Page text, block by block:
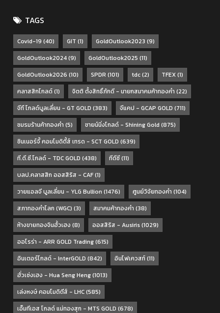
TAGS
Covid-19 (40) GIT (1) GoldOutlook2023 (9)
GoldOutlook2024(9) GoldOutlook2025 (11)
GoldOutlook2026 (10) SPDR (101) tdc(2) TFEX(1)
คลาสสิกโกลด์(1) จิตติ ตั้งสิทธิ์ภักดี - นายกสมาคมค้าทองคำ (22)
จีที โกลด์บูลเลี่ยน - GT GOLD (383) จีแคป - GCAP GOLD (711)
ชมรมร้านค้าทองคำ (5) ชายน์นิ่งโกลด์ - Shining Gold (875)
ซินเนอร์จี้ คอมโมดิตี้ส์ เทรด - SCT GOLD (639)
ที.ดี.ซี.โกลด์ - TDC GOLD (438) ทีดีซี(11)
บลป.คลาสสิก ออสสิริส - CAF(1)
วายแอลจี บูลเลี่ยน - YLG Bullion (1476) ศูนย์วิจัยทองคำ (104)
สภาทองคำโลก (WGC) (3) สมาคมค้าทองคำ (38)
ห้างขายทองจินฮั้วเฮง (8) ออสสิริส - Ausiris(1029)
ออโรร่า - ARR GOLD Trading(615)
อินเตอร์โกลด์ - InterGOLD (842) อินโฟเควสท์(11)
ฮั่วเซ่งเฮง - Hua Seng Heng(1013)
เล่งหงษ์ คอมโมดิตีส์ - LHC(585)
เอ็มทีเอส โกลด์ แม่ทองสุก - MTS GOLD (678)